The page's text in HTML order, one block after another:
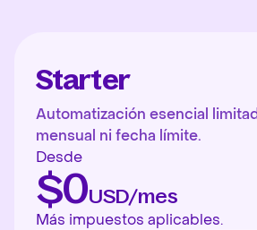
Starter
Automatización esencial
mensual ni fecha límite.
Desde
$0USD/mes
Más impuestos aplicables.